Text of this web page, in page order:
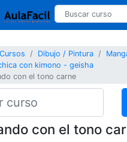
Dibujo / Pintura
con kimono - geisha
con el tono carne
con el tono